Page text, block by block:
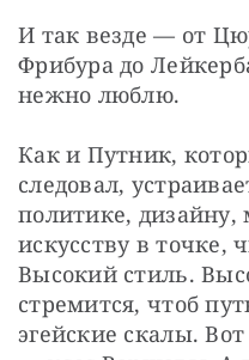
И так везде — от
Фрибура до
нежно люблю.
Как и Путник,
следовал,
политике, дизайну,
искусству в точке,
Высокий стиль.
стремится, чтоб
эгейские скалы.